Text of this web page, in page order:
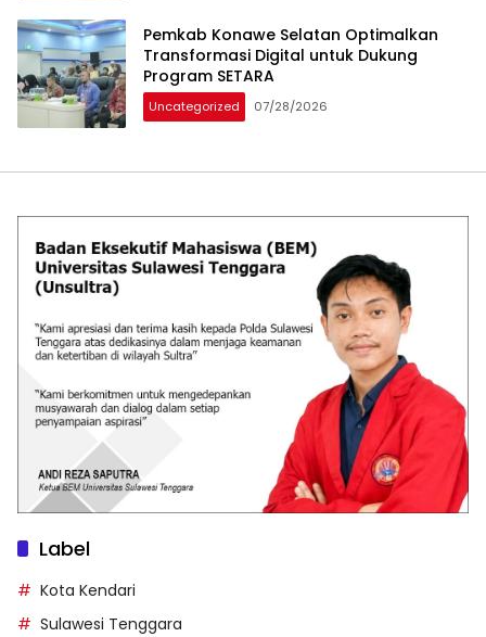
Pemkab Konawe Selatan Optimalkan
Transformasi Digital untuk Dukung
Program SETARA
Uncategorized 07/28/2026
Label
Kota Kendari
Sulawesi Tenggara